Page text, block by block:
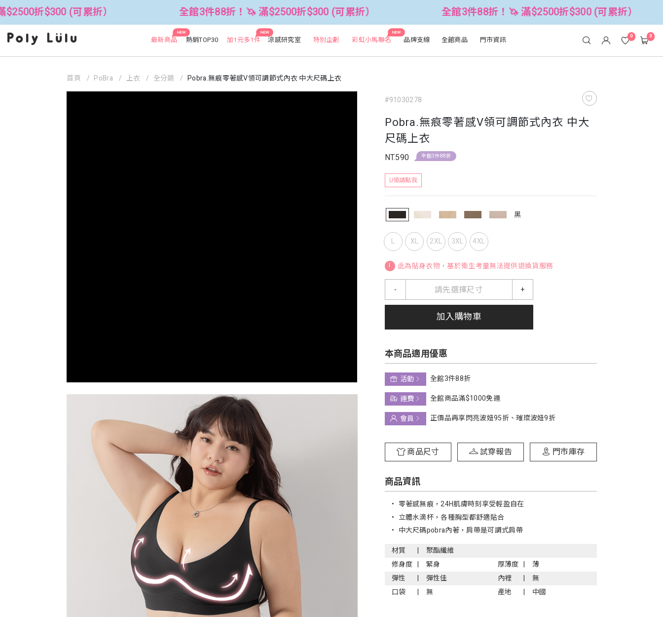
(可累折） 全館3件88折！🦄 滿$2500折$300 (可累折） 全館3件88折！🦄 滿$2500折$300 (可累折）
NEW
最新商品 熱銷TOP30
NEW
加1元多1件 涼感研究室 特別企劃
NEW
彩虹小馬聯名 品牌支線 全館商品 門市資訊 0 0
#91030278
Pobra.無痕零著感V領可調節式內衣 中大
尺碼上衣
NT.590 全館3件88折
U領請點我
黑
L XL 2XL 3XL 4XL
! 此為貼身衣物，基於衛生考量無法提供退換貨服務
請先選擇尺寸
- +
加入購物車
本商品適用優惠
活動
全館3件88折
運費
全館商品滿$1000免運
會員
正價品再享閃亮波妞95折、璀璨波妞9折
商品尺寸 試穿報告 門市庫存
商品資訊
• 零著感無痕，24H肌膚時刻享受輕盈自在
• 立體水滴杯，各種胸型都舒適貼合
• 中大尺碼pobra內著，肩帶是可調式肩帶
材質
聚酯纖維
修身度
緊身 厚薄度
薄
彈性
彈性佳 內裡
無
口袋
無 產地 中國
首頁 PoBra 上衣 全分類 Pobra.無痕零著感V領可調節式內衣 中大尺碼上衣